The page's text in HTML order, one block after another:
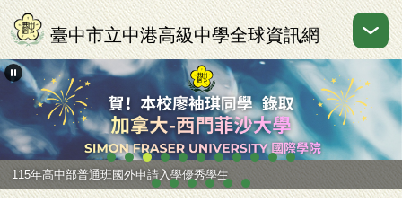
跳
到
主
要
區
臺中市立中港高級中學全球資訊網
115年高中部普通班國外申請入學優秀學生